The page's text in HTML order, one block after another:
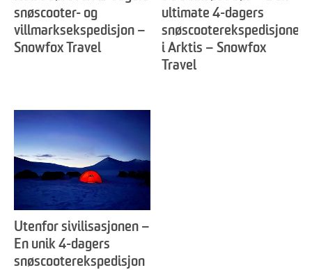
snøscooter- og
villmarksekspedisjon –
Snowfox Travel
ultimate 4-dagers
snøscooterekspedisjonen
i Arktis – Snowfox
Travel
Utenfor sivilisasjonen –
En unik 4-dagers
snøscooterekspedisjon